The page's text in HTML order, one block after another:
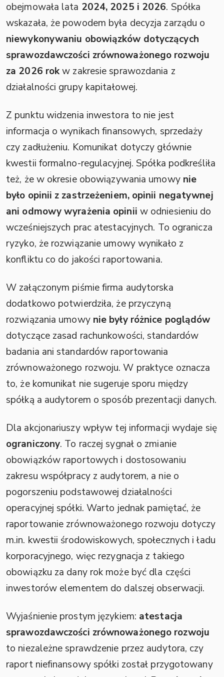
obejmowała lata 2024, 2025 i 2026. Spółka
wskazała, że powodem była decyzja zarządu o
niewykonywaniu obowiązków dotyczących
sprawozdawczości zrównoważonego rozwoju
za 2026 rokw zakresie sprawozdania z
działalności grupy kapitałowej.
Z punktu widzenia inwestora to nie jest
informacja o wynikach finansowych, sprzedaży
czy zadłużeniu. Komunikat dotyczy głównie
kwestii formalno-regulacyjnej. Spółka podkreśliła
też, że w okresie obowiązywania umowy nie
było opinii z zastrzeżeniem, opinii negatywnej
ani odmowy wyrażenia opinii w odniesieniu do
wcześniejszych prac atestacyjnych. To ogranicza
ryzyko, że rozwiązanie umowy wynikało z
konfliktu co do jakości raportowania.
W załączonym piśmie firma audytorska
dodatkowo potwierdziła, że przyczyną
rozwiązania umowy nie były różnice poglądów
dotyczące zasad rachunkowości, standardów
badania ani standardów raportowania
zrównoważonego rozwoju. W praktyce oznacza
to, że komunikat nie sugeruje sporu między
spółką a audytorem o sposób prezentacji danych.
Dla akcjonariuszy wpływ tej informacji wydaje się
ograniczony. To raczej sygnał o zmianie
obowiązków raportowych i dostosowaniu
zakresu współpracy z audytorem, a nie o
pogorszeniu podstawowej działalności
operacyjnej spółki. Warto jednak pamiętać, że
raportowanie zrównoważonego rozwoju dotyczy
m.in. kwestii środowiskowych, społecznych i ładu
korporacyjnego, więc rezygnacja z takiego
obowiązku za dany rok może być dla części
inwestorów elementem do dalszej obserwacji.
Wyjaśnienie prostym językiem: atestacja
sprawozdawczości zrównoważonego rozwoju
to niezależne sprawdzenie przez audytora, czy
raport niefinansowy spółki został przygotowany